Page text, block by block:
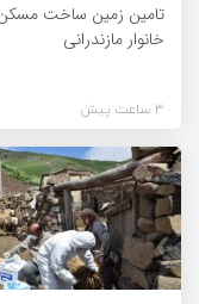
خانوار مازندرانی
3 ساعت پیش